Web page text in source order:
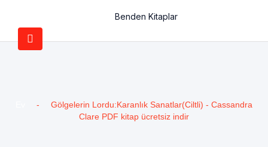
Benden Kitaplar
-
Gölgelerin Lordu:Karanlık Sanatlar(Ciltli) - Cassandra
Clare PDF kitap ücretsiz indir